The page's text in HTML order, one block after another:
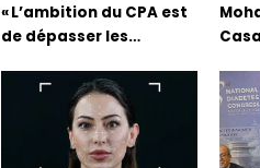
« L’ambition du CPA est
de dépasser les
et académiques de
formation en
s’appuyant sur le
partage des